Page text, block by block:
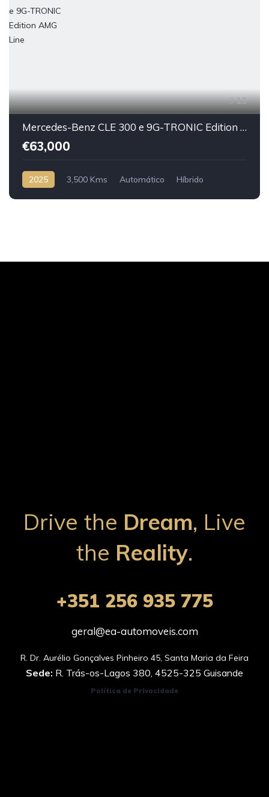
13
Mercedes-Benz CLE 300 e 9G-TRONIC Edition AMG Line
€63,000
2025 3,500 Kms Automático Híbrido
Drive the Dream, Live
the Reality.
+351 256 935 775
geral@ea-automoveis.com
Sede: R. Trás-os-Lagos 380, 4525-325 Guisande
Política de Privacidade